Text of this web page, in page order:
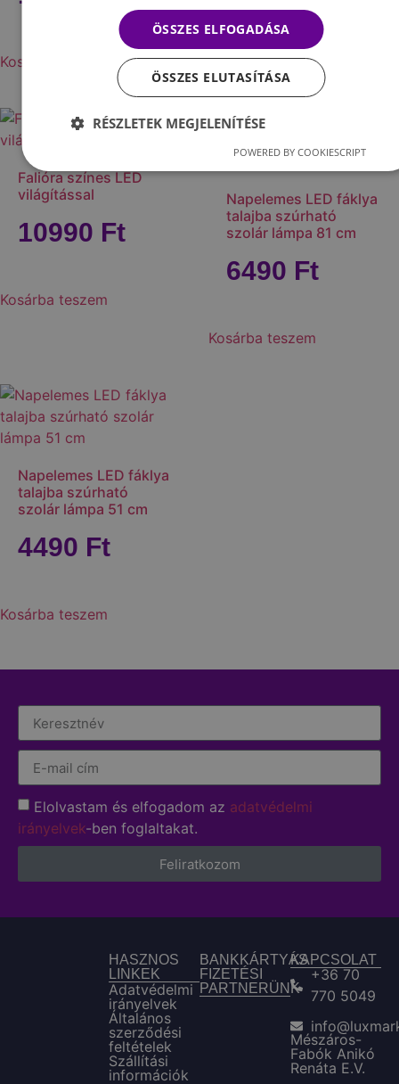
Kosárba teszem
Falióra színes LED
világítással
10990 Ft
Kosárba teszem
Napelemes LED fáklya
talajba szúrható
szolár lámpa 81 cm
6490 Ft
Kosárba teszem
Napelemes LED fáklya
talajba szúrható
szolár lámpa 51 cm
4490 Ft
Kosárba teszem
Elolvastam és elfogadom az adatvédelmi
irányelvek-ben foglaltakat.
Feliratkozom
HASZNOS
LINKEK
Adatvédelmi
irányelvek
Általános
szerződési
feltételek
Szállítási
információk
BANKKÁRTYÁS
FIZETÉSI
PARTNERÜNK
KAPCSOLAT
+36 70
770 5049
Mészáros-
Fabók Anikó
Renáta E.V.
ÖSSZES ELFOGADÁSA
ÖSSZES ELUTASÍTÁSA
RÉSZLETEK MEGJELENÍTÉSE
POWERED BY COOKIESCRIPT